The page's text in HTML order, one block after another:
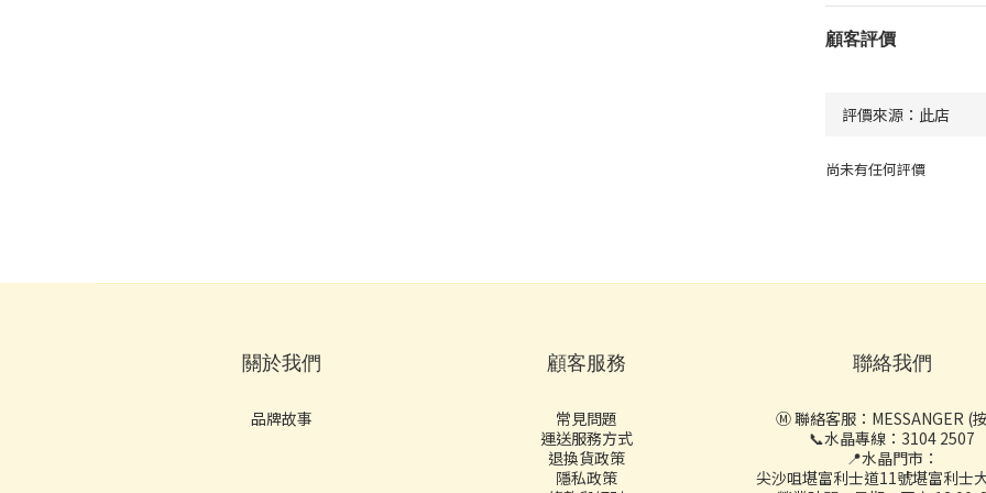
顧客評價
尚未有任何評價
關於我們
品牌故事
顧客服務
常見問題
運送服務方式
退換貨政策
隱私政策
聯絡我們
Ⓜ️ 聯絡客服： MESSANGER (
📞水晶專線：3104 2507
📍水晶門市：
尖沙咀堪富利士道11號堪富利士